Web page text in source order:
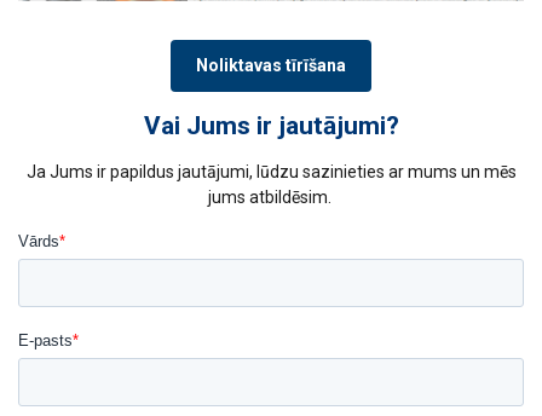
Noliktavas tīrīšana
Vai Jums ir jautājumi?
Ja Jums ir papildus jautājumi, lūdzu sazinieties ar mums un mēs
jums atbildēsim.